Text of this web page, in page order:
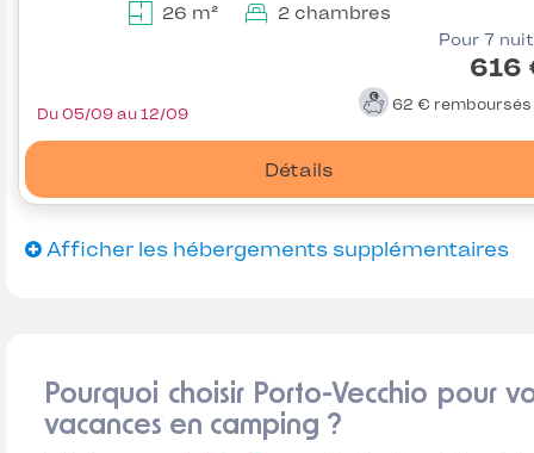
26 m²
2 chambres
Pour 7
616
62 € remboursés
Détails
Du 05/09 au 12/09
Afficher les hébergements supplémentaires
Pourquoi choisir Porto-Vecchio pour
vacances en camping ?